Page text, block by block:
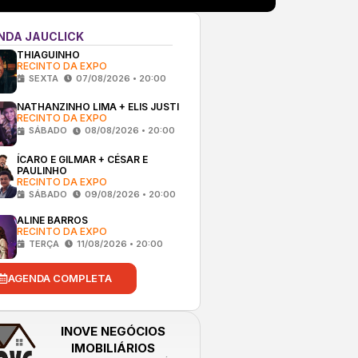
JAUCLICK
THIAGUINHO
RECINTO DA EXPO
SEXTA 07/08/2026 • 20:00
NATHANZINHO LIMA + ELIS JUSTI
RECINTO DA EXPO
SÁBADO 08/08/2026 • 20:00
ÍCARO E GILMAR + CÉSAR E
PAULINHO
RECINTO DA EXPO
SÁBADO 09/08/2026 • 20:00
ALINE BARROS
RECINTO DA EXPO
TERÇA 11/08/2026 • 20:00
AGENDA COMPLETA
INOVE NEGÓCIOS
IMOBILIÁRIOS